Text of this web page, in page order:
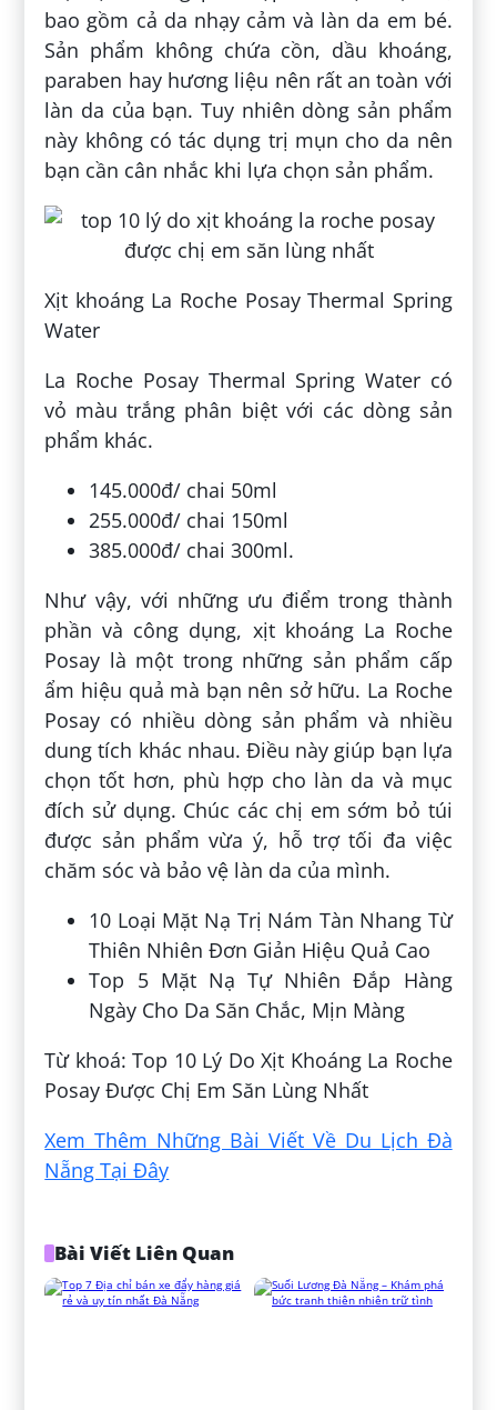
bao gồm cả da nhạy cảm và làn da em bé.
Sản phẩm không chứa cồn, dầu khoáng,
paraben hay hương liệu nên rất an toàn với
làn da của bạn. Tuy nhiên dòng sản phẩm
này không có tác dụng trị mụn cho da nên
bạn cần cân nhắc khi lựa chọn sản phẩm.
Xịt khoáng La Roche Posay Thermal Spring
Water
La Roche Posay Thermal Spring Water có
vỏ màu trắng phân biệt với các dòng sản
phẩm khác.
145.000đ/ chai 50ml
255.000đ/ chai 150ml
385.000đ/ chai 300ml.
Như vậy, với những ưu điểm trong thành
phần và công dụng, xịt khoáng La Roche
Posay là một trong những sản phẩm cấp
ẩm hiệu quả mà bạn nên sở hữu. La Roche
Posay có nhiều dòng sản phẩm và nhiều
dung tích khác nhau. Điều này giúp bạn lựa
chọn tốt hơn, phù hợp cho làn da và mục
đích sử dụng. Chúc các chị em sớm bỏ túi
được sản phẩm vừa ý, hỗ trợ tối đa việc
chăm sóc và bảo vệ làn da của mình.
10 Loại Mặt Nạ Trị Nám Tàn Nhang Từ
Thiên Nhiên Đơn Giản Hiệu Quả Cao
Top 5 Mặt Nạ Tự Nhiên Đắp Hàng
Ngày Cho Da Săn Chắc, Mịn Màng
Từ khoá: Top 10 Lý Do Xịt Khoáng La Roche
Posay Được Chị Em Săn Lùng Nhất
Xem Thêm Những Bài Viết Về Du Lịch Đà
Nẵng Tại Đây
Bài Viết Liên Quan